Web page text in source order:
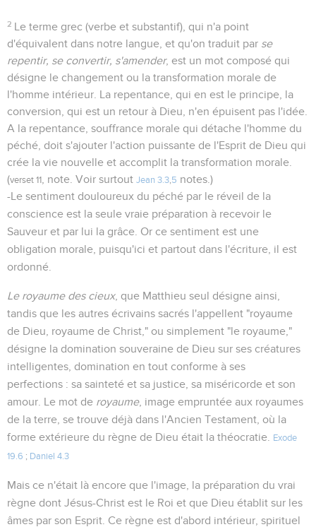
2 Le terme grec (verbe et substantif), qui n'a point
d'équivalent dans notre langue, et qu'on traduit par se
repentir, se convertir, s'amender, est un mot composé qui
désigne le changement ou la transformation morale de
l'homme intérieur. La repentance, qui en est le principe, la
conversion, qui est un retour à Dieu, n'en épuisent pas l'idée.
A la repentance, souffrance morale qui détache l'homme du
péché, doit s'ajouter l'action puissante de l'Esprit de Dieu qui
crée la vie nouvelle et accomplit la transformation morale.
(verset 11 , note. Voir surtout Jean 3.3 5 notes.)
-Le sentiment douloureux du péché par le réveil de la
conscience est la seule vraie préparation à recevoir le
Sauveur et par lui la grâce. Or ce sentiment est une
obligation morale, puisqu'ici et partout dans l'écriture, il est
ordonné.
Le royaume des cieux, que Matthieu seul désigne ainsi,
tandis que les autres écrivains sacrés l'appellent "royaume
de Dieu, royaume de Christ," ou simplement "le royaume,"
désigne la domination souveraine de Dieu sur ses créatures
intelligentes, domination en tout conforme à ses
perfections : sa sainteté et sa justice, sa miséricorde et son
amour. Le mot de royaume, image empruntée aux royaumes
de la terre, se trouve déjà dans l'Ancien Testament, où la
forme extérieure du règne de Dieu était la théocratie.
Exode
19.6 ; Daniel 4.3
Mais ce n'était là encore que l'image, la préparation du vrai
règne dont Jésus-Christ est le Roi et que Dieu établit sur les
âmes par son Esprit. Ce règne est d'abord intérieur, spirituel